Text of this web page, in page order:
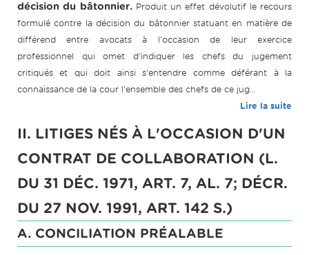
décision du bâtonnier. Produit un effet dévolutif le recours
formulé contre la décision du bâtonnier statuant en matière de
différend entre avocats à l'occasion de leur exercice
professionnel qui omet d'indiquer les chefs du jugement
critiqués et qui doit ainsi s'entendre comme déférant à la
connaissance de la cour l'ensemble des chefs de ce jug...
Lire la suite
II. LITIGES NÉS À L'OCCASION D'UN
CONTRAT DE COLLABORATION (L.
DU 31 DÉC. 1971, ART. 7, AL. 7; DÉCR.
DU 27 NOV. 1991, ART. 142 S.)
A. CONCILIATION PRÉALABLE